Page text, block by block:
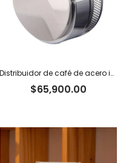
Distribuidor de café de acero inoxidable
$65,900.00